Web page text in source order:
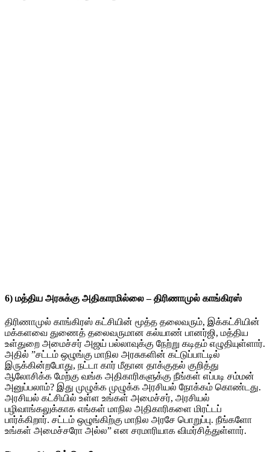
6) மத்திய அரசுக்கு அதிகாரமில்லை – திரிணாமுல் காங்கிரஸ்
திரிணாமுல் காங்கிரஸ் கட்சியின் மூத்த தலைவரும், இக்கட்சியின்
மக்களவை துணைத் தலைவருமான கல்யாண் பானர்ஜி, மத்திய
உள்துறை அமைச்சர் அஜய் பல்லாவுக்கு நேற்று கடிதம் எழுதியுள்ளார்.
அதில் ”சட்டம் ஒழுங்கு மாநில அரசுகளின் கட்டுப்பாட்டில்
இருக்கின்றபோது, நட்டா கார் மீதான தாக்குதல் குறித்து
ஆலோசிக்க மேற்கு வங்க அதிகாரிகளுக்கு நீங்கள் எப்படி சம்மன்
அனுப்பலாம்? இது முழுக்க முழுக்க அரசியல் நோக்கம் கொண்டது.
அரசியல் கட்சியில் உள்ள உங்கள் அமைச்சர், அரசியல்
பழிவாங்கலுக்காக எங்கள் மாநில அதிகாரிகளை மிரட்டப்
பார்க்கிறார். சட்டம் ஒழுங்கிற்கு மாநில அரசே பொறுப்பு. நீங்களோ
உங்கள் அமைச்சரோ அல்ல” என சரமாரியாக விமர்சித்துள்ளார்.